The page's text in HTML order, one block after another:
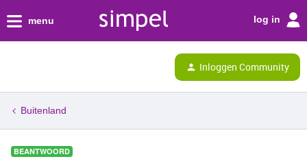
menu log in
Inloggen Community
Buitenland
BEANTWOORD